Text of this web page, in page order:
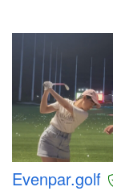
Evenpar.golf